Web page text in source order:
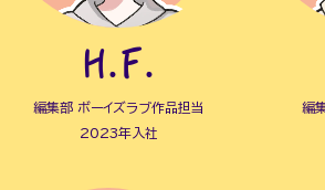
H.F.
編集部 ボーイズラブ作品担当
2023年入社
編